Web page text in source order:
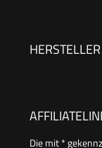
HERSTELLER
Die mit *